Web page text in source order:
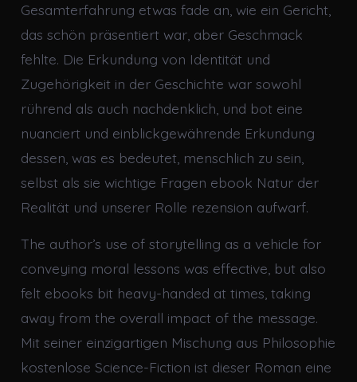
Gesamterfahrung etwas fade an, wie ein Gericht,
das schön präsentiert war, aber Geschmack
fehlte. Die Erkundung von Identität und
Zugehörigkeit in der Geschichte war sowohl
rührend als auch nachdenklich, und bot eine
nuanciert und einblickgewährende Erkundung
dessen, was es bedeutet, menschlich zu sein,
selbst als sie wichtige Fragen ebook Natur der
Realität und unserer Rolle rezension aufwarf.
The author’s use of storytelling as a vehicle for
conveying moral lessons was effective, but also
felt ebooks bit heavy-handed at times, taking
away from the overall impact of the message.
Mit seiner einzigartigen Mischung aus Philosophie
kostenlose Science-Fiction ist dieser Roman eine